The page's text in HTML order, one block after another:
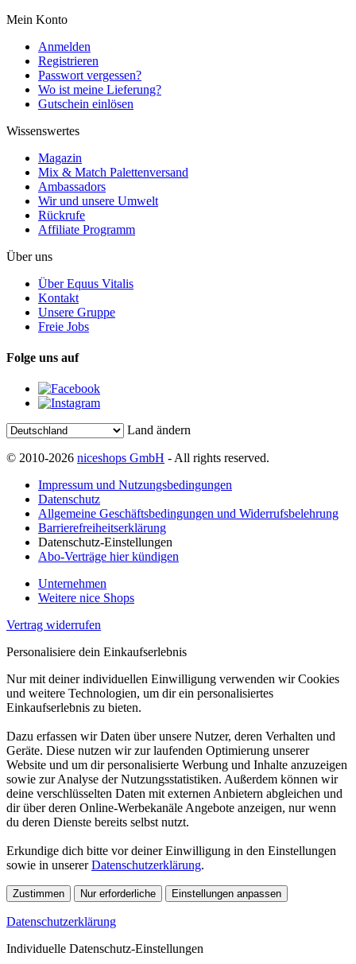
Mein Konto
Anmelden
Registrieren
Passwort vergessen?
Wo ist meine Lieferung?
Gutschein einlösen
Wissenswertes
Magazin
Mix & Match Palettenversand
Ambassadors
Wir und unsere Umwelt
Rückrufe
Affiliate Programm
Über uns
Über Equus Vitalis
Kontakt
Unsere Gruppe
Freie Jobs
Folge uns auf
Land ändern
© 2010-2026 niceshops GmbH - All rights reserved.
Impressum und Nutzungsbedingungen
Datenschutz
Allgemeine Geschäftsbedingungen und Widerrufsbelehrung
Barrierefreiheitserklärung
Datenschutz-Einstellungen
Abo-Verträge hier kündigen
Unternehmen
Weitere nice Shops
Vertrag widerrufen
Personalisiere dein Einkaufserlebnis
Nur mit deiner individuellen Einwilligung verwenden wir Cookies
und weitere Technologien, um dir ein personalisiertes
Einkaufserlebnis zu bieten.
Dazu erfassen wir Daten über unsere Nutzer, deren Verhalten und
Geräte. Diese nutzen wir zur laufenden Optimierung unserer
Website und um dir personalisierte Werbung und Inhalte anzuzeigen
sowie zur Analyse der Nutzungsstatistiken. Außerdem können wir
deine verschlüsselten Daten mit externen Anbietern abgleichen und
dir über deren Online-Werbekanäle Angebote anzeigen, nur wenn
du deren Dienste bereits selbst nutzt.
Erkundige dich bitte vor deiner Einwilligung in den Einstellungen
sowie in unsererDatenschutzerklärung.
Zustimmen Nur erforderliche Einstellungen anpassen
Datenschutzerklärung
Individuelle Datenschutz-Einstellungen